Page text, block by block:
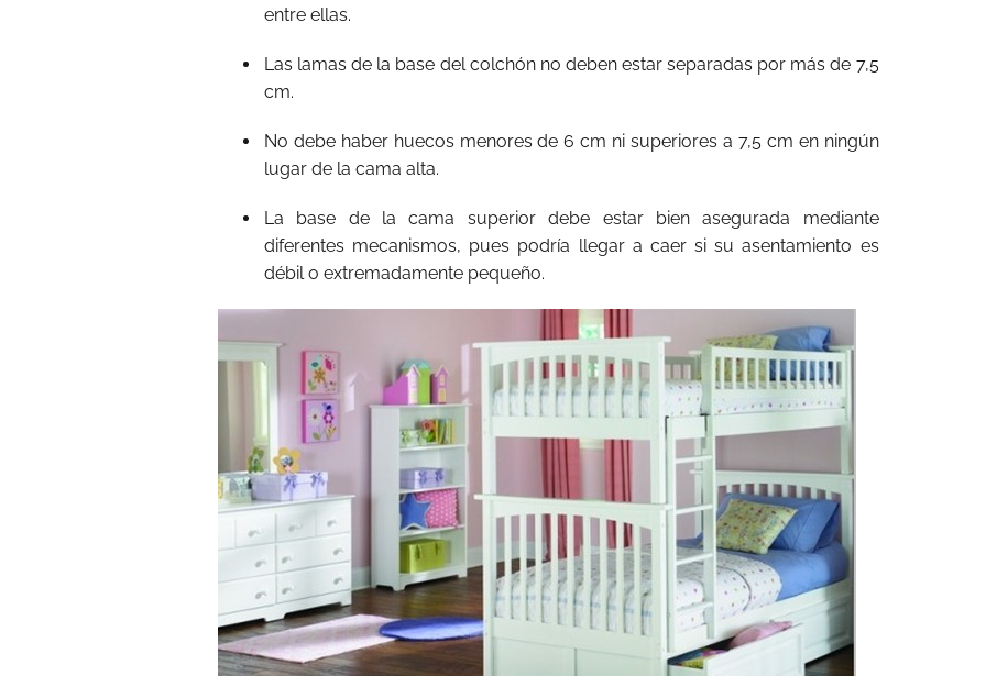
entre ellas.
Las lamas de la base del colchón no deben estar separadas por más de 7,5
cm.
No debe haber huecos menores de 6 cm ni superiores a 7,5 cm en ningún
lugar de la cama alta.
La base de la cama superior debe estar bien asegurada mediante
diferentes mecanismos, pues podría llegar a caer si su asentamiento es
débil o extremadamente pequeño.